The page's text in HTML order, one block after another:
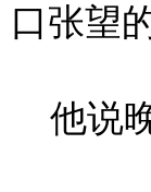
口张望
他说